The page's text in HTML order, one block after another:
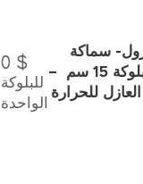
سماكة
البلوكة: نصف بلوكة 15 سم –
للحرارة
0 $
للبلوكة
الواحدة